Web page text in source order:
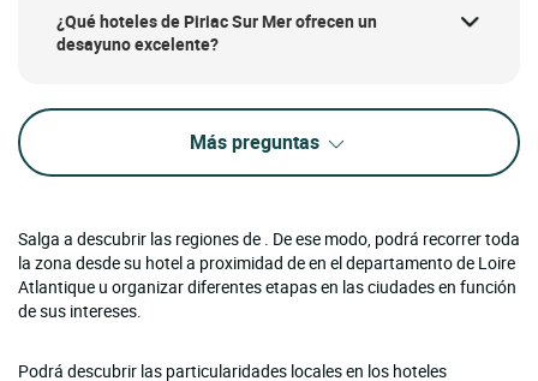
¿Qué hoteles de Piriac Sur Mer ofrecen un
desayuno excelente?
Más preguntas
Salga a descubrir las regiones de . De ese modo, podrá recorrer toda
la zona desde su hotel a proximidad de en el departamento de Loire
Atlantique u organizar diferentes etapas en las ciudades en función
de sus intereses.
Podrá descubrir las particularidades locales en los hoteles